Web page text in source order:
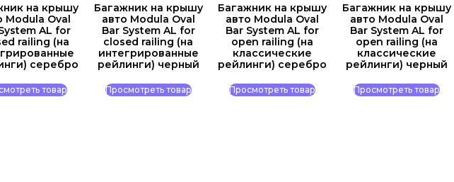
на крышу
Modula Oval
AL for
railing (на
серебро
товар
Багажник на крышу
авто Modula Oval
Bar System AL for
closed railing (на
интегрированные
рейлинги) черный
Просмотреть товар
Багажник на крышу
авто Modula Oval
Bar System AL for
open railing (на
классические
рейлинги) серебро
Просмотреть товар
Багажник на крышу
авто Modula Oval
Bar System AL for
open railing (на
классические
рейлинги) черный
Просмотреть товар